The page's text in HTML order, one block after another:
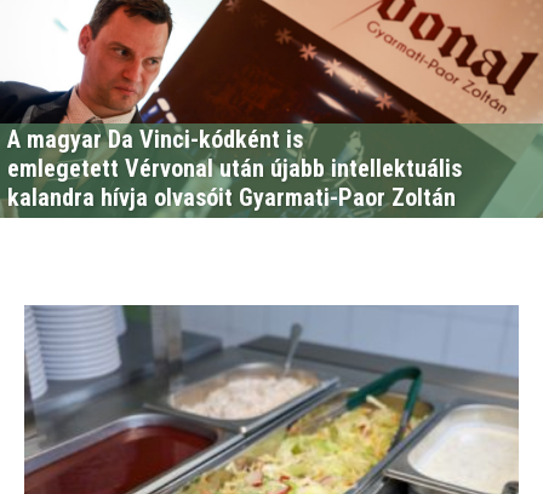
A magyar Da Vinci-kódként is
emlegetett Vérvonal után újabb intellektuális
kalandra hívja olvasóit Gyarmati-Paor Zoltán